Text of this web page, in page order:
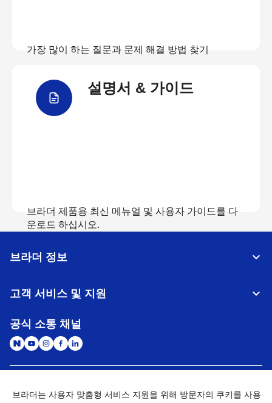
가장 많이 하는 질문과 문제 해결 방법 찾기
FAQ 보기
설명서 & 가이드
브라더 제품용 최신 메뉴얼 및 사용자 가이드를 다
운로드 하십시오.
브라더 정보
고객 서비스 및 지원
공식 소통 채널
대한민국 글로벌 네트워크
브라더는 사용자 맞춤형 서비스 지원을 위해 방문자의 쿠키를 사용